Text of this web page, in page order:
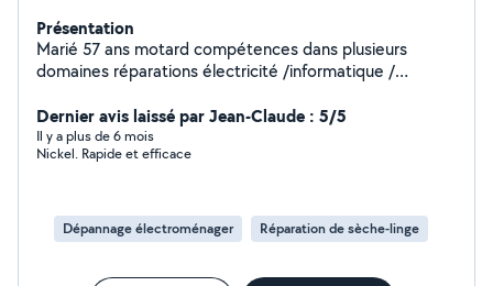
Présentation
Marié 57 ans motard compétences dans plusieurs
domaines réparations électricité /informatique /
tondeuses tailles haies débroussailleuses ect ect....
auto moto informatique cour de pilotage de drones DJI
.Courses à domicile à 15 klm autour de Valenciennes
Dernier avis laissé par Jean-Claude : 5/5
Il y a plus de 6 mois
Nickel. Rapide et efficace
Dépannage électroménager Réparation de sèche-linge